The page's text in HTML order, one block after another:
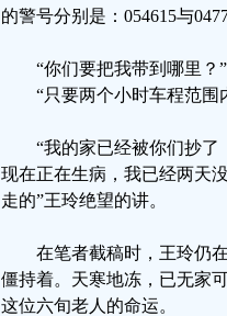
的警号分别是：054615与
“你们要把我带到哪里？
“只要两个小时车程范围
“我的家已经被你们抄
现在正在生病，我已经两天
走的”王玲绝望的讲。
在笔者截稿时，王玲仍
僵持着。天寒地冻，已无家
这位六旬老人的命运。